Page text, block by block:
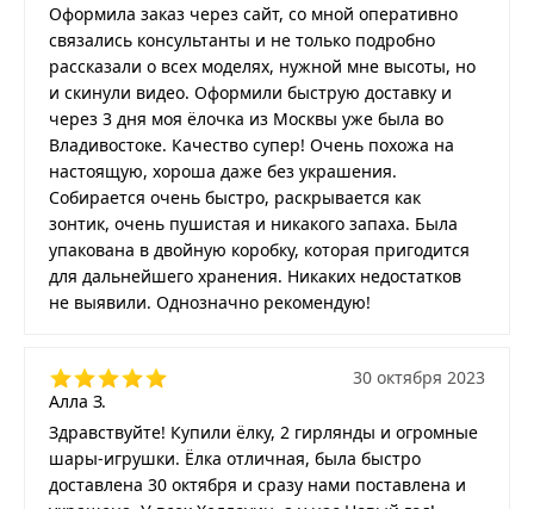
Оформила заказ через сайт, со мной оперативно
связались консультанты и не только подробно
рассказали о всех моделях, нужной мне высоты, но
и скинули видео. Оформили быструю доставку и
через 3 дня моя ёлочка из Москвы уже была во
Владивостоке. Качество супер! Очень похожа на
настоящую, хороша даже без украшения.
Собирается очень быстро, раскрывается как
зонтик, очень пушистая и никакого запаха. Была
упакована в двойную коробку, которая пригодится
для дальнейшего хранения. Никаких недостатков
не выявили. Однозначно рекомендую!
Алла З.
30 октября 2023
Здравствуйте! Купили ёлку, 2 гирлянды и огромные
шары-игрушки. Ёлка отличная, была быстро
доставлена 30 октября и сразу нами поставлена и